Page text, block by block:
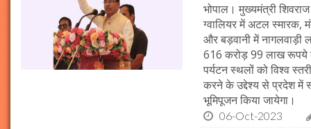
भोपाल। मुख्यमंत्री
ग्वालियर में अटल स्मारक,
और बड़वानी में
616 करोड़ 99 लाख रूपये
पर्यटन स्थलों को विश्व
करने के उद्देश्य से प्रदेश में
भूमिपूजन किया जायेगा।
06-Oct-2023